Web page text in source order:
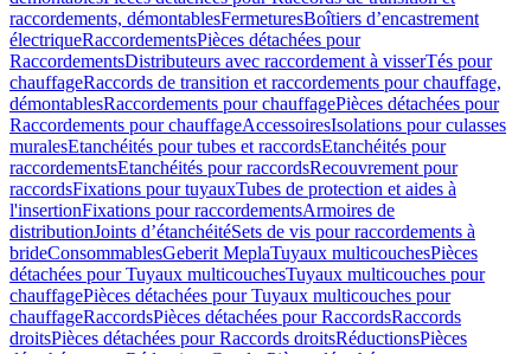
raccordements, démontablesFermeturesBoîtiers d’encastrement
électriqueRaccordementsPièces détachées pour
RaccordementsDistributeurs avec raccordement à visserTés pour
chauffageRaccords de transition et raccordements pour chauffage,
démontablesRaccordements pour chauffagePièces détachées pour
Raccordements pour chauffageAccessoiresIsolations pour culasses
muralesEtanchéités pour tubes et raccordsEtanchéités pour
raccordementsEtanchéités pour raccordsRecouvrement pour
raccordsFixations pour tuyauxTubes de protection et aides à
l'insertionFixations pour raccordementsArmoires de
distributionJoints d’étanchéitéSets de vis pour raccordements à
brideConsommablesGeberit MeplaTuyaux multicouchesPièces
détachées pour Tuyaux multicouchesTuyaux multicouches pour
chauffagePièces détachées pour Tuyaux multicouches pour
chauffageRaccordsPièces détachées pour RaccordsRaccords
droitsPièces détachées pour Raccords droitsRéductionsPièces